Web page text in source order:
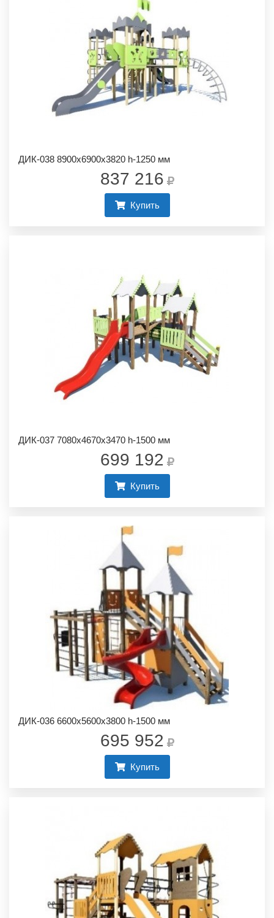
ДИК-038 8900х6900х3820 h-1250 мм
837 216
Купить
ДИК-037 7080х4670х3470 h-1500 мм
699 192
Купить
ДИК-036 6600х5600х3800 h-1500 мм
695 952
Купить